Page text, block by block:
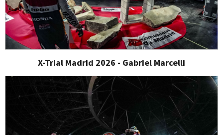
X-Trial Madrid 2026 - Gabriel Marcelli